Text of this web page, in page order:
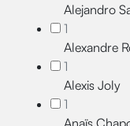
Alejandro
1
Alexandre
1
Alexis Joly
1